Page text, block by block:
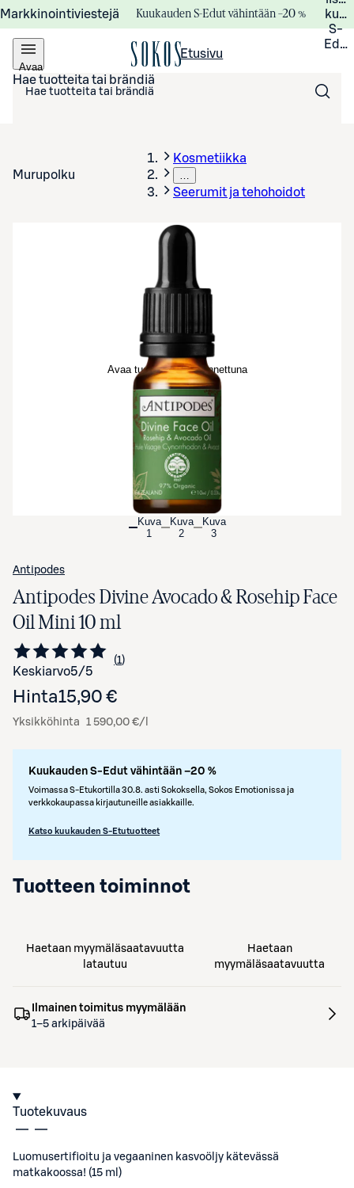
Markkinointiviestejä Kuukauden S-Edut vähintään –20 %
S-
Avaa
valikko
Etusivu
Hae tuotteita tai brändiä
Murupolku
Kosmetiikka
…
Seerumit ja tehohoidot
Avaa tuotekuva suurennettuna
Kuva
1
Kuva
2
Kuva
3
Antipodes
Antipodes Divine Avocado & Rosehip Face
Oil Mini 10 ml
Keskiarvo5/5 Siirry arvioihin
1
kappale
Hinta15,90 €
Yksikköhinta 1 590,00 €/l
Kuukauden S-Edut vähintään –20 %
Voimassa S-Etukortilla 30.8. asti Sokoksella, Sokos Emotionissa ja
verkkokaupassa kirjautuneille asiakkaille.
Katso kuukauden S-Etutuotteet
Tuotteen toiminnot
Haetaan myymäläsaatavuutta
latautuu
Haetaan
myymäläsaatavuutta
Ilmainen toimitus myymälään
1–5 arkipäivää
Tuotekuvaus
Luomusertifioitu ja vegaaninen kasvoöljy kätevässä
matkakoossa! (15 ml)